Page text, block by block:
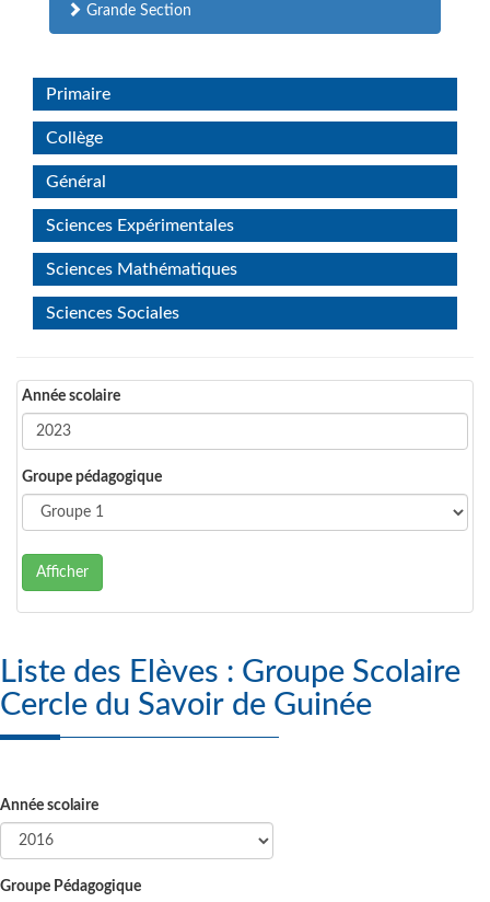
Grande Section
Primaire
Collège
Général
Sciences Expérimentales
Sciences Mathématiques
Sciences Sociales
Année scolaire
Groupe pédagogique
Afficher
Liste des Elèves : Groupe Scolaire
Cercle du Savoir de Guinée
Année scolaire
Groupe Pédagogique